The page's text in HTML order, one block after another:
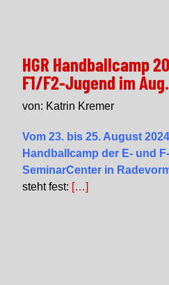
HGR Handballcamp
F1/F2-Jugend im
von: Katrin Kremer
Vom 23. bis 25. August
Handballcamp der E- und
SeminarCenter in
steht fest: […]